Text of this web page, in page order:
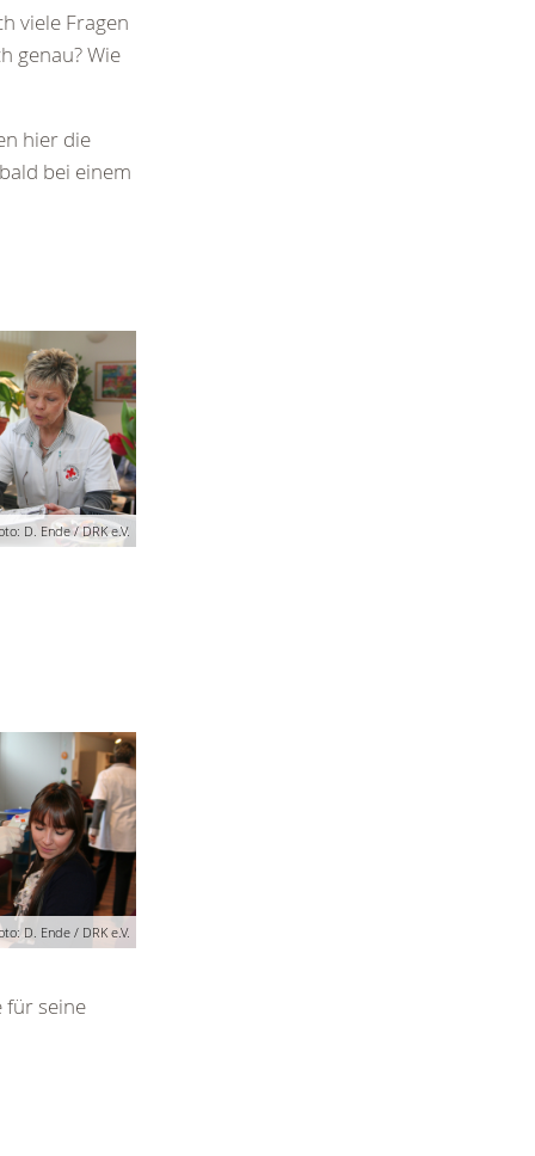
viele Fragen
genau? Wie
hier die
bei einem
D. Ende / DRK e.V.
D. Ende / DRK e.V.
für seine